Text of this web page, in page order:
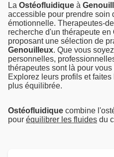
La Ostéofluidique à
accessible pour prendre soin
émotionnelle. Therapeutes-
recherche d'un thérapeute en
proposant une sélection de
Genouilleux. Que vous
personnelles,
thérapeutes sont là pour
Explorez leurs profils et
plus équilibrée.
Ostéofluidique combine
pour équilibrer les fluides du